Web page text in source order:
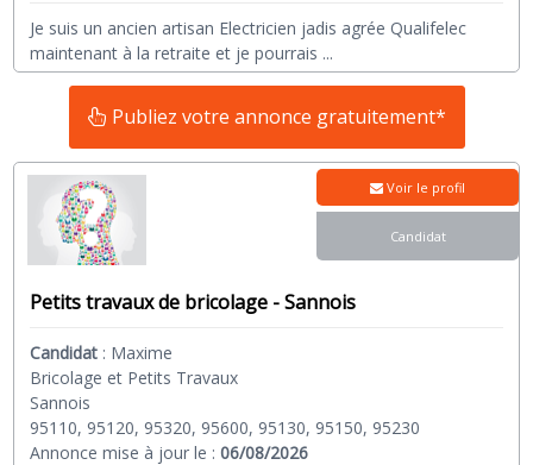
Je suis un ancien artisan Electricien jadis agrée Qualifelec
maintenant à la retraite et je pourrais ...
Publiez votre annonce gratuitement*
Petits travaux de bricolage - Sannois
Candidat : Maxime
Bricolage et Petits Travaux
Sannois
95110, 95120, 95320, 95600, 95130, 95150, 95230
Annonce mise à jour le :06/08/2026
Voir le profil
Candidat